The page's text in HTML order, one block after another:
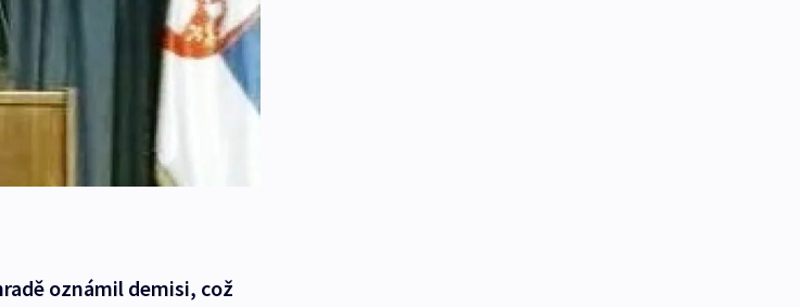
oznámil demisi, což